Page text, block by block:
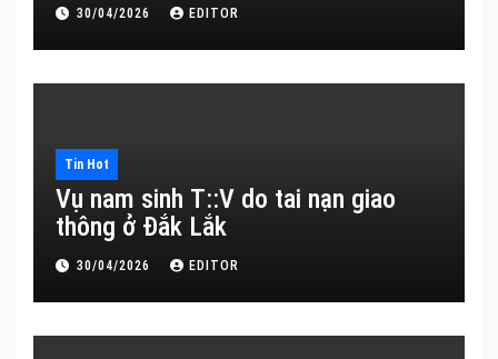
30/04/2026 EDITOR
Tin Hot
Vụ nam sinh T::V do tai nạn giao
thông ở Đắk Lắk
30/04/2026 EDITOR